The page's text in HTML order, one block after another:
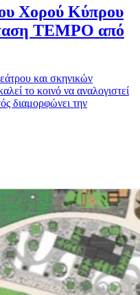
Χορού Κύπρου
TEMPO από
και σκηνικών
το κοινό να αναλογιστεί
διαμορφώνει την